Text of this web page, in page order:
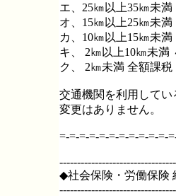
エ、25㎞以上35㎞未満
オ、15㎞以上25㎞未満
カ、10㎞以上15㎞未満
キ、 2㎞以上10㎞未満
ク、 2㎞未満 全額課税
交通機関を利用して
変更はありません。
=-=-=-=-=-=-=-=-=-=-=-
◆社会保険・労働保険